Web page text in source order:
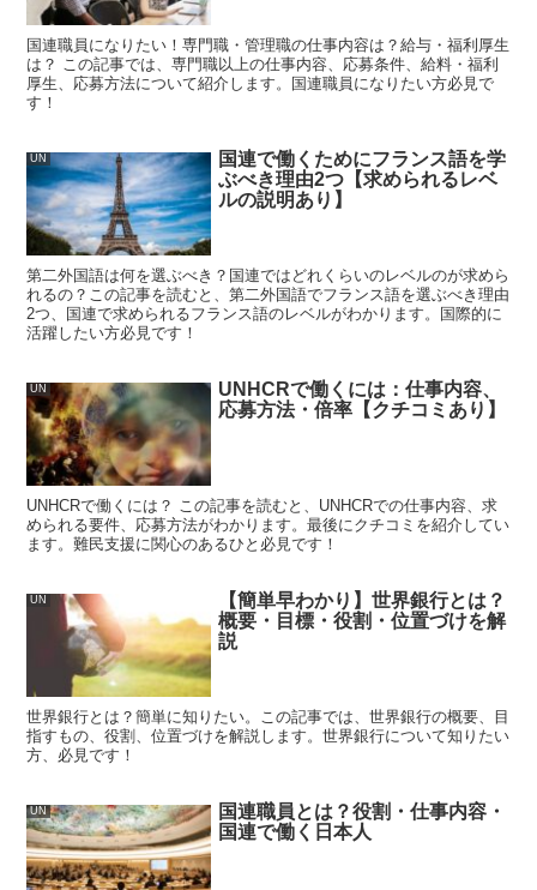
国連職員になりたい！専門職・管理職の仕事内容は？給与・福利厚生
は？ この記事では、専門職以上の仕事内容、応募条件、給料・福利
厚生、応募方法について紹介します。国連職員になりたい方必見で
す！
UN
国連で働くためにフランス語を学
ぶべき理由2つ【求められるレベ
ルの説明あり】
第二外国語は何を選ぶべき？国連ではどれくらいのレベルのが求めら
れるの？この記事を読むと、第二外国語でフランス語を選ぶべき理由
2つ、国連で求められるフランス語のレベルがわかります。国際的に
活躍したい方必見です！
UN
UNHCRで働くには：仕事内容、
応募方法・倍率【クチコミあり】
UNHCRで働くには？ この記事を読むと、UNHCRでの仕事内容、求
められる要件、応募方法がわかります。最後にクチコミを紹介してい
ます。難民支援に関心のあるひと必見です！
UN
【簡単早わかり】世界銀行とは？
概要・目標・役割・位置づけを解
説
世界銀行とは？簡単に知りたい。この記事では、世界銀行の概要、目
指すもの、役割、位置づけを解説します。世界銀行について知りたい
方、必見です！
UN
国連職員とは？役割・仕事内容・
国連で働く日本人